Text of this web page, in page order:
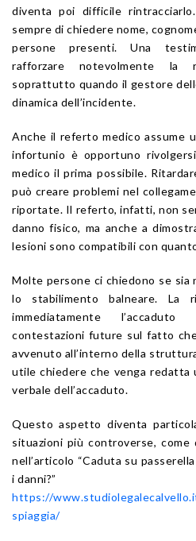
diventa poi difficile
sempre di chiedere nome,
persone presenti. Una
rafforzare notevolmente la
soprattutto quando il gestore
dinamica dell’incidente.
Anche il referto medico assume
infortunio è opportuno
medico il prima possibile.
può creare problemi nel
riportate. Il referto, infatti, non
danno fisico, ma anche a
lesioni sono compatibili con
Molte persone ci chiedono se sia
lo stabilimento balneare. La
immediatamente
contestazioni future sul fatto
avvenuto all’interno della
utile chiedere che venga redatta
verbale dell’accaduto.
Questo aspetto diventa
situazioni più controverse, come
nell’articolo “Caduta su
i danni?”
https://
spiaggia/